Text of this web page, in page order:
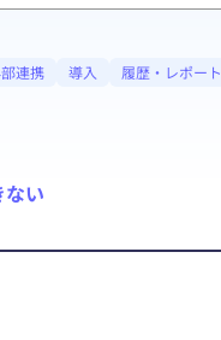
連携 導入 履歴・レポート
い